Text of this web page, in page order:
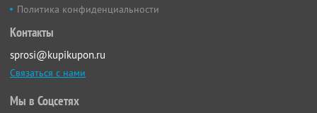
Политика конфиденциальности
Контакты
sprosi@kupikupon.ru
Связаться с нами
Мы в Соцсетях